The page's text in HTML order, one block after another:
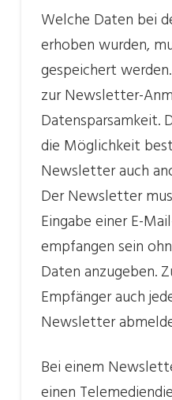
Welche Daten bei
erhoben wurden,
gespeichert
zur Newsletter-
Datensparsamkeit.
die Möglichkeit
Newsletter auch
Der Newsletter
Eingabe einer E-
empfangen sein
Daten anzugeben.
Empfänger auch
Newsletter
Bei einem
einen